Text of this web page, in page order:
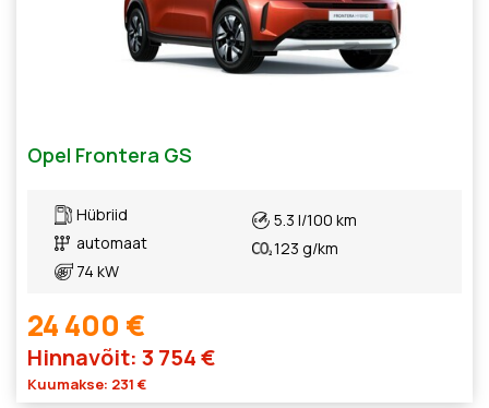
Opel Frontera GS
Hübriid
automaat
74 kW
5.3 l/100 km
123 g/km
24 400 €
Hinnavõit: 3 754 €
Kuumakse: 231 €